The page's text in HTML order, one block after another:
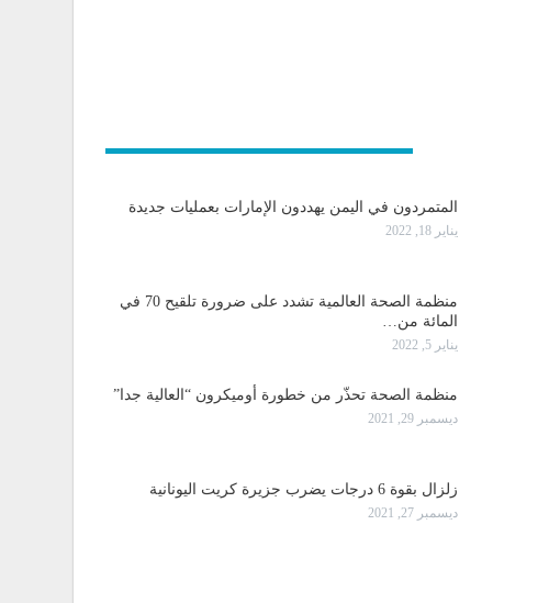
المتمردون في اليمن يهددون الإمارات بعمليات جديدة
يناير 18, 2022
منظمة الصحة العالمية تشدد على ضرورة تلقيح 70 في
المائة من…
يناير 5, 2022
منظمة الصحة تحذّر من خطورة أوميكرون “العالية جدا”
ديسمبر 29, 2021
زلزال بقوة 6 درجات يضرب جزيرة كريت اليونانية
ديسمبر 27, 2021